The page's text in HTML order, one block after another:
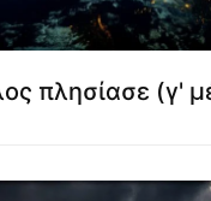
πλησίασε (γ'